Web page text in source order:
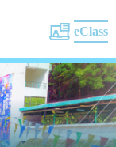
eClass